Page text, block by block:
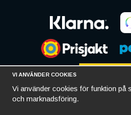
VI ANVÄNDER COOKIES
Vi använder cookies för funktion på
och marknadsföring.